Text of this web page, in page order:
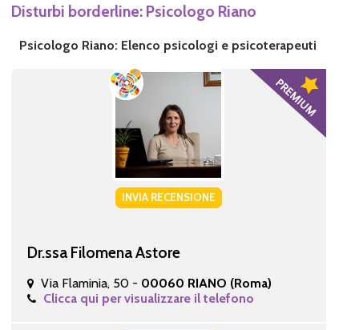
Disturbi borderline: Psicologo Riano
Psicologo Riano: Elenco psicologi e psicoterapeuti
INVIA RECENSIONE
Dr.ssa Filomena Astore
Via Flaminia, 50 - 00060 RIANO (Roma)
Clicca qui per visualizzare il telefono